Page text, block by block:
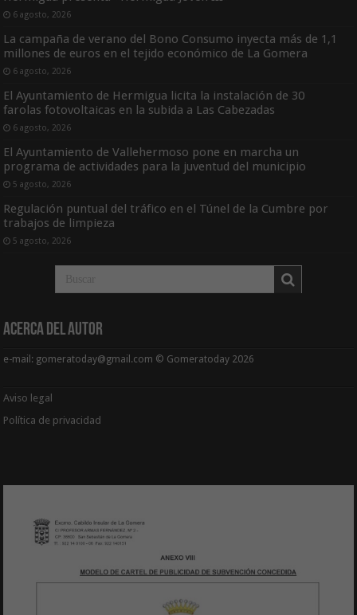
6 agosto, 2026
La campaña de verano del Bono Consumo inyecta más de 1,1
millones de euros en el tejido económico de La Gomera
6 agosto, 2026
El Ayuntamiento de Hermigua licita la instalación de 30
farolas fotovoltaicas en la subida a Las Cabezadas
6 agosto, 2026
El Ayuntamiento de Vallehermoso pone en marcha un
programa de actividades para la juventud del municipio
5 agosto, 2026
Regulación puntual del tráfico en el Túnel de la Cumbre por
trabajos de limpieza
5 agosto, 2026
Acerca del Autor
e-mail: gomeratoday@gmail.com © Gomeratoday 2026
Aviso legal
Política de privacidad